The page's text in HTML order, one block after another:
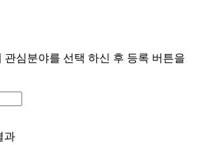
관심분야를 선택 하신 후 등록 버튼을
과